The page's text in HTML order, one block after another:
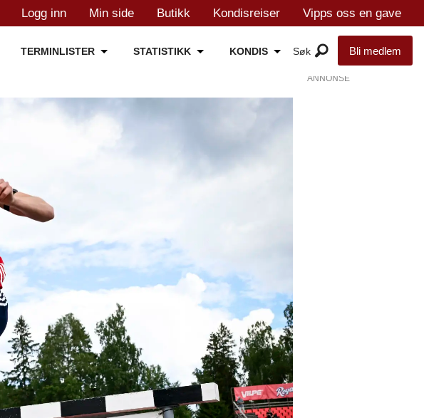
Logg inn Min side Butikk Kondisreiser Vipps oss en gave
TERMINLISTER STATISTIKK KONDIS Bli medlem
ANNONSE